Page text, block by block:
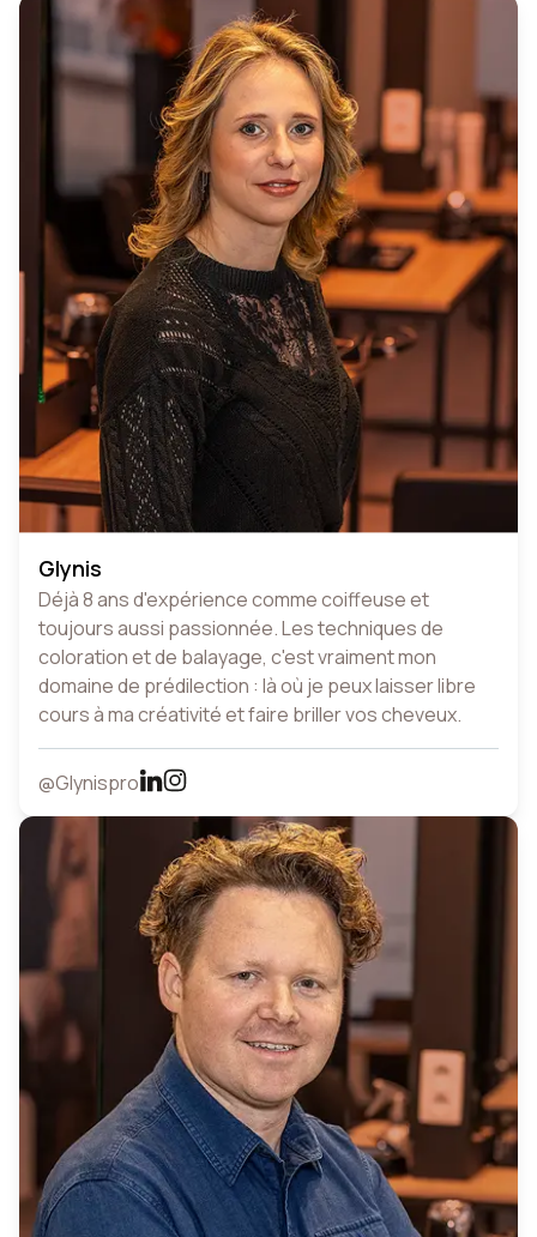
Glynis
Déjà 8 ans d'expérience comme coiffeuse et
toujours aussi passionnée. Les techniques de
coloration et de balayage, c'est vraiment mon
domaine de prédilection : là où je peux laisser libre
cours à ma créativité et faire briller vos cheveux.
@Glynispro